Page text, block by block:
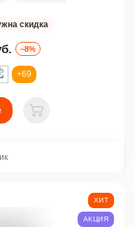
скидка
–8%
+69
В корзину
ХИТ
АКЦИЯ